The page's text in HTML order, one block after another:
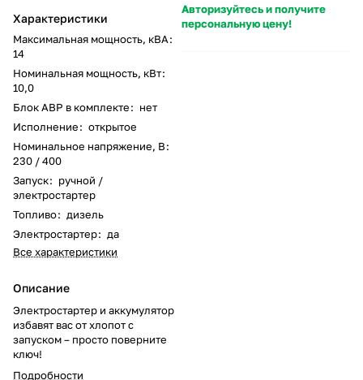
Характеристики
Максимальная мощность, кВА:
14
Номинальная мощность, кВт:
10,0
Блок АВР в комплекте: нет
Исполнение: открытое
Номинальное напряжение, В:
230 / 400
Запуск: ручной /
электростартер
Топливо: дизель
Электростартер: да
Все характеристики
Описание
Электростартер и аккумулятор
избавят вас от хлопот с
запуском – просто поверните
ключ!
Подробности
Авторизуйтесь и получите
персональную цену!